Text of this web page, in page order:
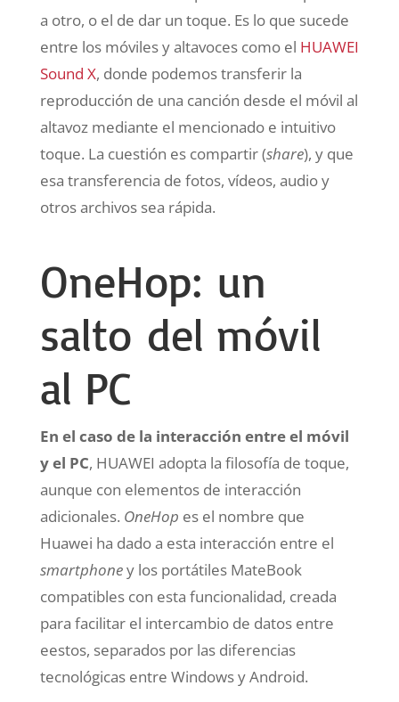
a otro, o el de dar un toque. Es lo que sucede
entre los móviles y altavoces como el HUAWEI
Sound X, donde podemos transferir la
reproducción de una canción desde el móvil al
altavoz mediante el mencionado e intuitivo
toque. La cuestión es compartir (share), y que
esa transferencia de fotos, vídeos, audio y
otros archivos sea rápida.
OneHop: un
salto del móvil
al PC
En el caso de la interacción entre el móvil
y el PC, HUAWEI adopta la filosofía de toque,
aunque con elementos de interacción
adicionales. OneHop es el nombre que
Huawei ha dado a esta interacción entre el
smartphoney los portátiles MateBook
compatibles con esta funcionalidad, creada
para facilitar el intercambio de datos entre
eestos, separados por las diferencias
tecnológicas entre Windows y Android.